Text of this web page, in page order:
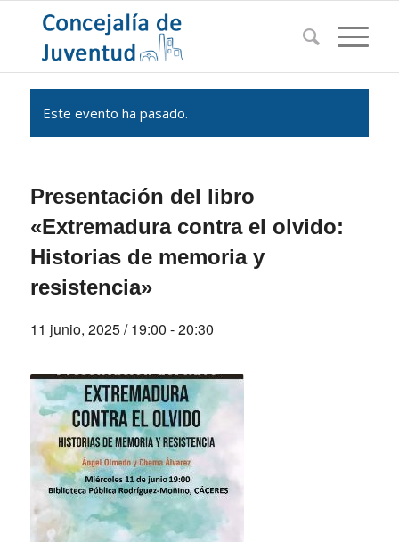
Este evento ha pasado.
Presentación del libro
«Extremadura contra el olvido:
Historias de memoria y
resistencia»
11 junio, 2025 / 19:00 -20:30